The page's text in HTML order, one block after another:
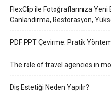
FlexClip ile Fotoğraflarınıza
Canlandırma, Restorasyon,
PDF PPT Çevirme: Pratik
The role of travel agencies in
Diş Estetiği Neden Yapılır?